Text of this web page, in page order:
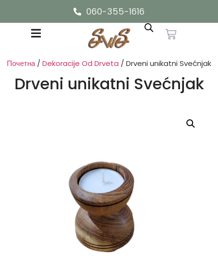
060-355-1616
Почетна/Dekoracije Od Drveta / Drveni unikatni Svećnjak
Drveni unikatni Svećnjak